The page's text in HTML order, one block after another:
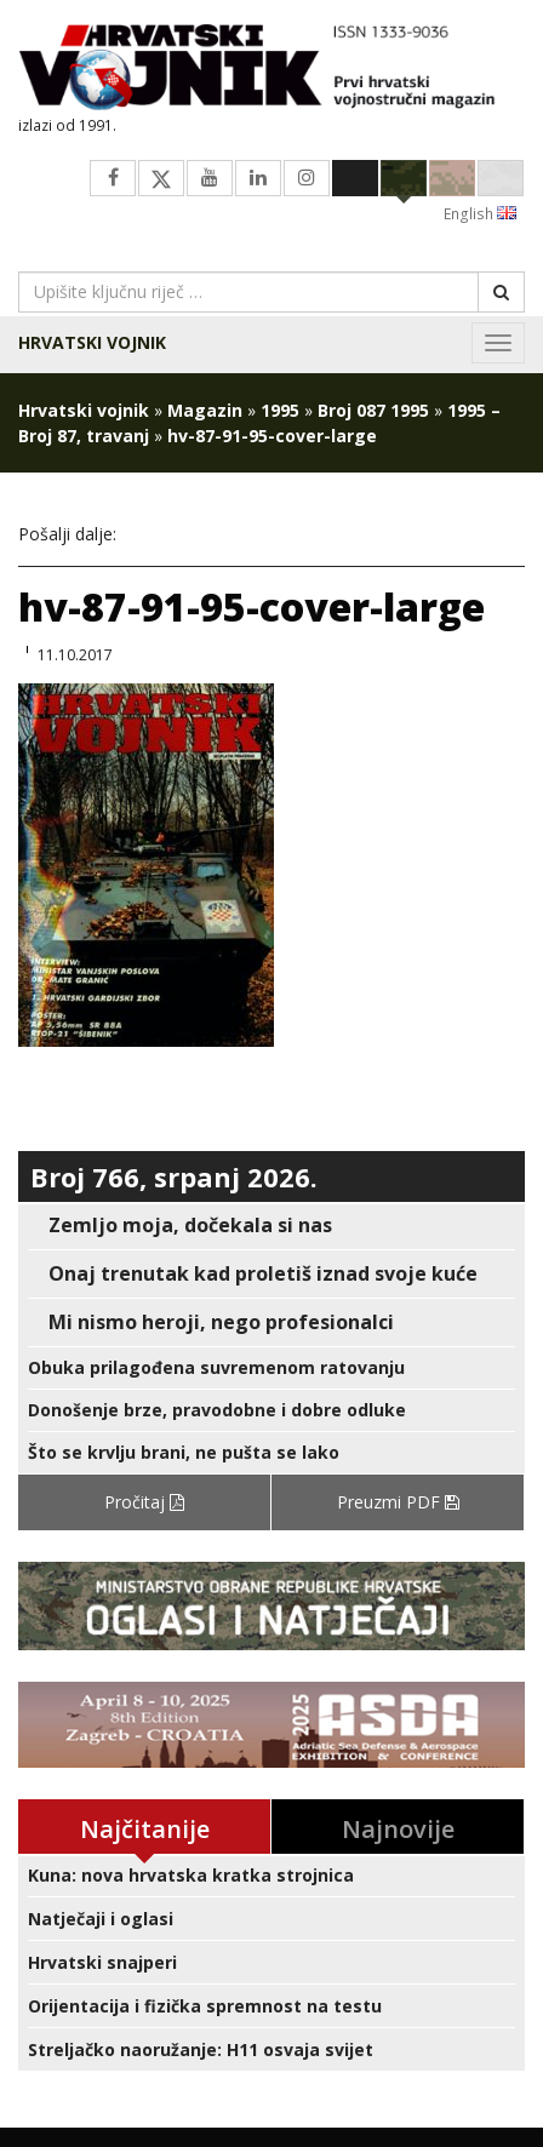
izlazi od 1991.
English
HRVATSKI VOJNIK
Hrvatski vojnik » Magazin » 1995 » Broj 087 1995 » 1995 –
Broj 87, travanj » hv-87-91-95-cover-large
Pošalji dalje:
hv-87-91-95-cover-large
11.10.2017
Broj 766, srpanj 2026.
Zemljo moja, dočekala si nas
Onaj trenutak kad proletiš iznad svoje kuće
Mi nismo heroji, nego profesionalci
Obuka prilagođena suvremenom ratovanju
Donošenje brze, pravodobne i dobre odluke
Što se krvlju brani, ne pušta se lako
Pročitaj Preuzmi PDF
Najčitanije Najnovije
Kuna: nova hrvatska kratka strojnica
Natječaji i oglasi
Hrvatski snajperi
Orijentacija i fizička spremnost na testu
Streljačko naoružanje: H11 osvaja svijet